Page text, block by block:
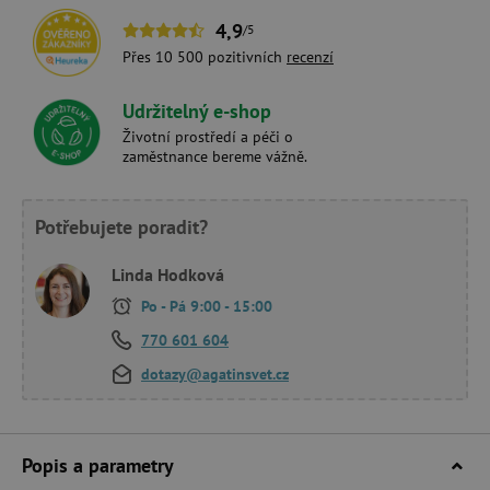
4,9/5
Přes 10 500 pozitivních recenzí
Udržitelný e-shop
Životní prostředí a péči o
zaměstnance bereme vážně.
Potřebujete poradit?
Linda Hodková
Po - Pá 9:00 - 15:00
770 601 604
dotazy@agatinsvet.cz
Popis a parametry